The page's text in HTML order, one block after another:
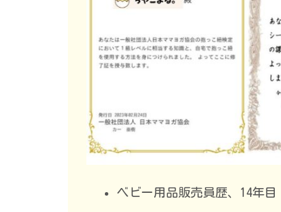
ベビー用品販売員歴、14年目